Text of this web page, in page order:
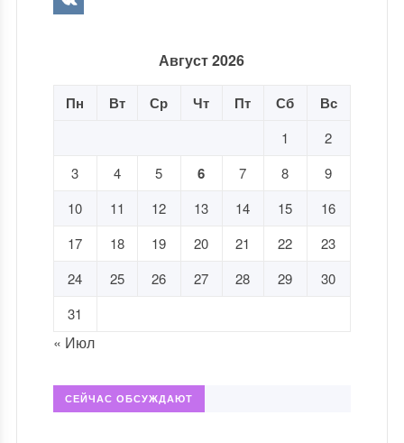
Август 2026
Пн Вт Ср Чт Пт Сб Вс
1
2
3
4 5 6 7 8
9
10
11 12 13 14 15
16
17
18 19 20 21 22
23
24
25 26 27 28 29
30
31
« Июл
СЕЙЧАС ОБСУЖДАЮТ